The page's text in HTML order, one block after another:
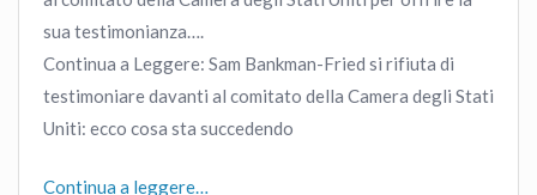
sua testimonianza….
Continua a Leggere: Sam Bankman-Fried si rifiuta di
testimoniare davanti al comitato della Camera degli Stati
Uniti: ecco cosa sta succedendo
Continua a leggere…